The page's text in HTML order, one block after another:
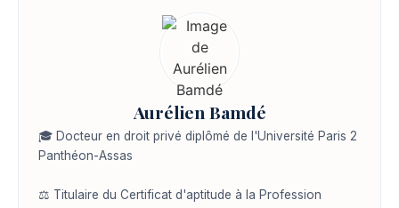
Aurélien Bamdé
🎓 Docteur en droit privé diplômé de l'Université Paris 2
Panthéon-Assas
⚖️ Titulaire du Certificat d'aptitude à la Profession